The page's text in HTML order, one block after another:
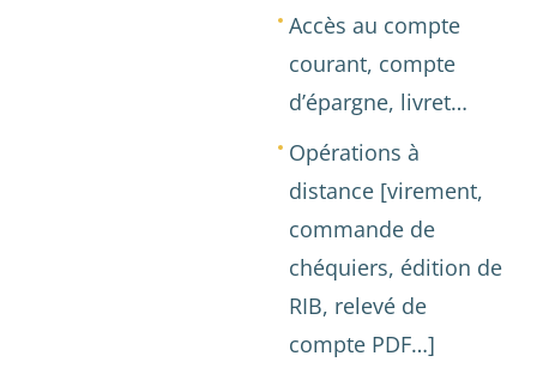
Accès au compte
courant, compte
d’épargne, livret…
Opérations à
distance [virement,
commande de
chéquiers, édition de
RIB, relevé de
compte PDF…]